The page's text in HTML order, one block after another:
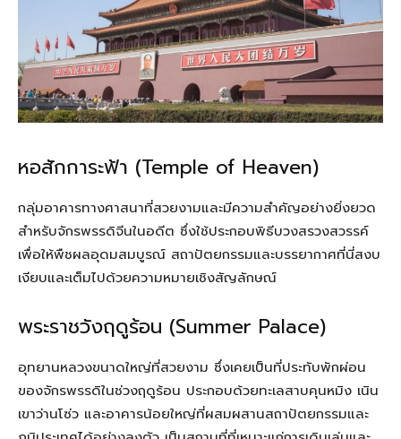
หอสักการะฟ้า (Temple of Heaven)
กลุ่มอาคารทางศาสนาที่สวยงามและมีความสำคัญอย่างยิ่งยวด
สำหรับจักรพรรดิจีนในอดีต ซึ่งใช้ประกอบพิธีบวงสรวงสวรรค์
เพื่อให้พืชผลอุดมสมบูรณ์ สถาปัตยกรรมและบรรยากาศที่นี่สงบ
เงียบและเต็มไปด้วยความหมายเชิงสัญลักษณ์
พระราชวังฤดูร้อน (Summer Palace)
อุทยานหลวงขนาดใหญ่ที่สวยงาม ซึ่งเคยเป็นที่ประทับพักผ่อน
ของจักรพรรดิในช่วงฤดูร้อน ประกอบด้วยทะเลสาบคุนหมิง เนิน
เขาว่านโซ่ว และอาคารน้อยใหญ่ที่ผสมผสานสถาปัตยกรรมและ